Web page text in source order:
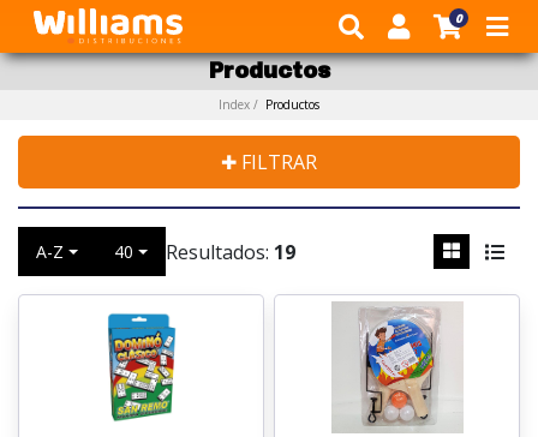
0
Productos
Index / Productos
✚ FILTRAR
Buscador
Recomendados
A-Z 40 Resultados: 19
BAZAR Y REGALERIA
TARJETERIA Y BIROMES
BONTUS
RONDI
TOP TOYS